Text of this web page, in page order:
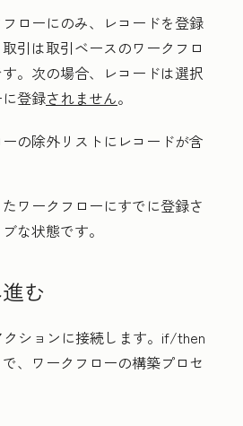
ローにのみ、レコードを登録
引は取引ベースのワークフロ
。次の場合、レコードは選択
登録されません。
の除外リストにレコードが含
ワークフローにすでに登録さ
な状態です。
む
ションに接続します。if/then
、ワークフローの構築プロセ